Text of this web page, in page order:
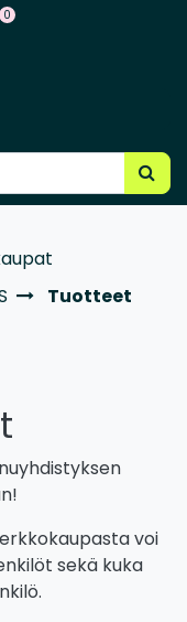
0
Tuotteet
voi
sekä kuka